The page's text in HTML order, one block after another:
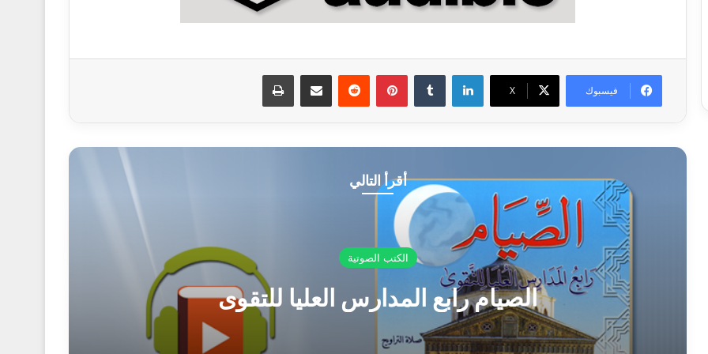
فيسبوك ‫X
لينكدإن بينتيريست مشاركة عبر البريد طباعة
أقرأ التالي
الكتب الصوتية
الصيام رابع المدارس العليا للتقوى